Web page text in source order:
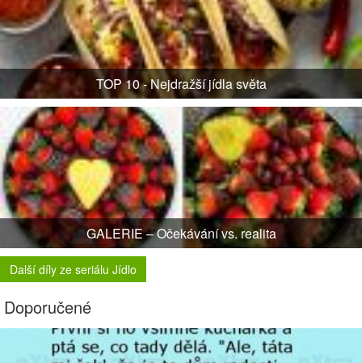
TOP 10 - Nejdražší jídla světa
GALERIE – Očekávání vs. realita
Další díly ze seriálu Jídlo
Doporučené